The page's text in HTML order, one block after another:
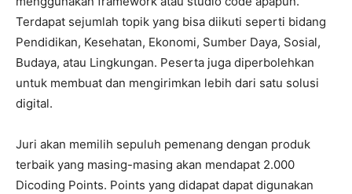
Terdapat sejumlah topik yang bisa diikuti seperti bidang
Pendidikan, Kesehatan, Ekonomi, Sumber Daya, Sosial,
Budaya, atau Lingkungan. Peserta juga diperbolehkan
untuk membuat dan mengirimkan lebih dari satu solusi
digital.
Juri akan memilih sepuluh pemenang dengan produk
terbaik yang masing-masing akan mendapat 2.000
Dicoding Points. Points yang didapat dapat digunakan